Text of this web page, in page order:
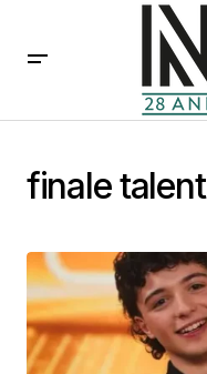
finale talent